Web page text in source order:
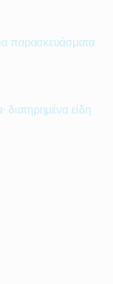
παρασκευάσματα
διατηρημένα είδη